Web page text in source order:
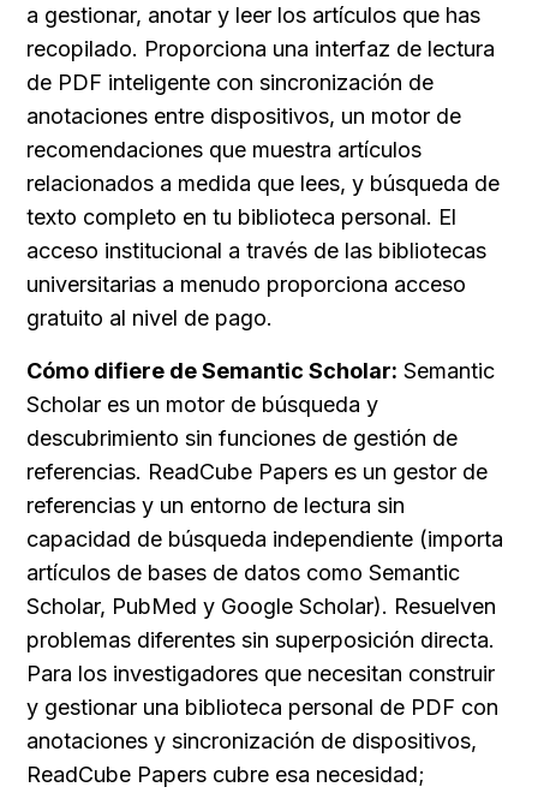
a gestionar, anotar y leer los artículos que has
recopilado. Proporciona una interfaz de lectura
de PDF inteligente con sincronización de
anotaciones entre dispositivos, un motor de
recomendaciones que muestra artículos
relacionados a medida que lees, y búsqueda de
texto completo en tu biblioteca personal. El
acceso institucional a través de las bibliotecas
universitarias a menudo proporciona acceso
gratuito al nivel de pago.
Cómo difiere de Semantic Scholar: Semantic
Scholar es un motor de búsqueda y
descubrimiento sin funciones de gestión de
referencias. ReadCube Papers es un gestor de
referencias y un entorno de lectura sin
capacidad de búsqueda independiente (importa
artículos de bases de datos como Semantic
Scholar, PubMed y Google Scholar). Resuelven
problemas diferentes sin superposición directa.
Para los investigadores que necesitan construir
y gestionar una biblioteca personal de PDF con
anotaciones y sincronización de dispositivos,
ReadCube Papers cubre esa necesidad;